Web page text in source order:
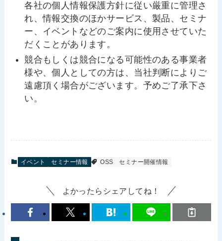
各社の個人情報保護方針に従い厳重に管理さ
れ、情報交換のほかサービス、製品、セミナ
ー、イベントなどのご案内に使用させていた
だくことがあります。
競合もしくは競合になる可能性のある事業者
様や、個人としての方は、当社判断によりご
遠慮頂く場合がございます。予めご了承下さ
い。
イベント セミナー情報 OSS セミナー開催情報
よかったらシェアしてね！